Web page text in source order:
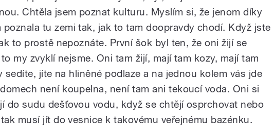
Chtěla jsem poznat kulturu. Myslím si, že jenom díky
poznala tu zemi tak, jak to tam doopravdy chodí. Když jste
to prostě nepoznáte. První šok byl ten, že oni žijí se
my zvyklí nejsme. Oni tam žijí, mají tam kozy, mají tam
sedíte, jíte na hliněné podlaze a na jednou kolem vás jde
není koupelna, není tam ani tekoucí voda. Oni si
do sudu dešťovou vodu, když se chtějí osprchovat nebo
musí jít do vesnice k takovému veřejnému bazénku.